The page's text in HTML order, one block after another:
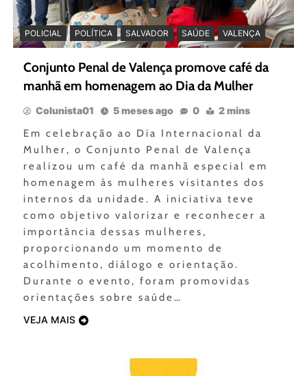
POLICIAL POLÍTICA SALVADOR SAÚDE VALENÇA
Conjunto Penal de Valença promove café da
manhã em homenagem ao Dia da Mulher
Colunista01 5 meses ago 0 2 mins
Em celebração ao Dia Internacional da
Mulher, o Conjunto Penal de Valença
realizou um café da manhã especial em
homenagem às mulheres visitantes dos
internos da unidade. A iniciativa teve
como objetivo valorizar e reconhecer a
importância dessas mulheres,
proporcionando um momento de
acolhimento, diálogo e orientação.
Durante o evento, foram promovidas
orientações sobre saúde…
VEJA MAIS